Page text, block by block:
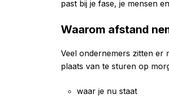
past bij je fase, je mensen
Waarom afstand
Veel ondernemers zitten er
plaats van te sturen op
waar je nu staat